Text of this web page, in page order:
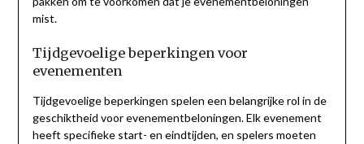
mist.
Tijdgevoelige beperkingen voor
evenementen
Tijdgevoelige beperkingen spelen een belangrijke rol in de
geschiktheid voor evenementbeloningen. Elk evenement
heeft specifieke start- en eindtijden, en spelers moeten